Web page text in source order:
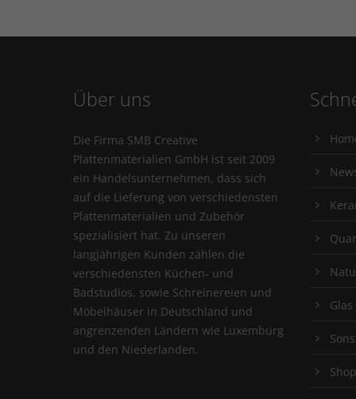
Über uns
Die Firma SMB Creative
Plattenmaterialien GmbH ist seit 2009
ein Handelsunternehmen, dass sich
auf die Lieferung von verschiedensten
Plattenmaterialien und Zubehör
spezialisiert hat. Zu unseren
langjährigen Kunden zählen die
verschiedensten Küchen- und
Badstudios, sowie Schreinereien und
Möbelhäuser in Deutschland und
angrenzenden Ländern wie Luxemburg
und den Niederlanden.
Glas
Shop